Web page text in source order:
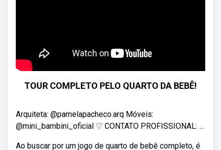
TOUR COMPLETO PELO QUARTO DA BEBÊ!
Arquiteta: @pamelapacheco.arq Móveis:
@mini_bambini_oficial ♡ CONTATO PROFISSIONAL: ...
Ao buscar por um jogo de quarto de bebê completo, é